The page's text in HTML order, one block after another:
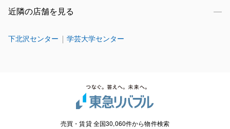
近隣の店舗を見る
下北沢センター 学芸大学センター
売買・賃貸 全国30,060件から物件検索